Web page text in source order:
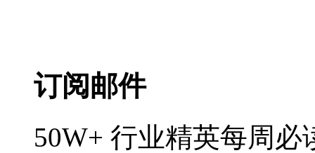
订阅邮件
50W+ 行业精英每周